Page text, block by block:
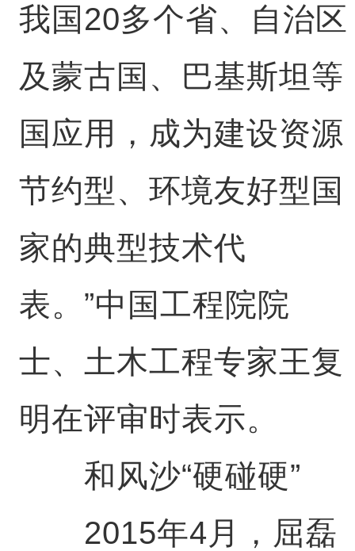
我国20多个省、自治区
及蒙古国、巴基斯坦等
国应用，成为建设资源
节约型、环境友好型国
家的典型技术代
表。”中国工程院院
士、土木工程专家王复
明在评审时表示。
和风沙“硬碰硬”
2015年4月，屈磊